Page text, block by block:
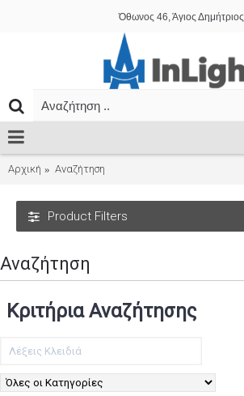
Όθωνος 46, Άγιος Δημήτριος
Αρχική Αναζήτηση
Product Filters
Αναζήτηση
Κριτήρια Αναζήτησης